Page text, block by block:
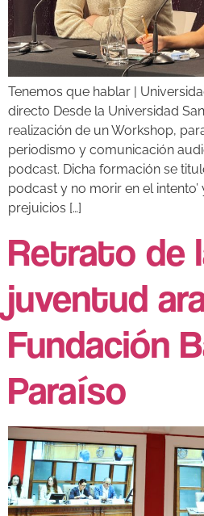
Tenemos que hablar |
directo Desde la Universidad
realización de un Workshop,
periodismo y comunicación
podcast. Dicha formación se
podcast y no morir en el
prejuicios […]
Retrato de
juventud
Fundación
Paraíso